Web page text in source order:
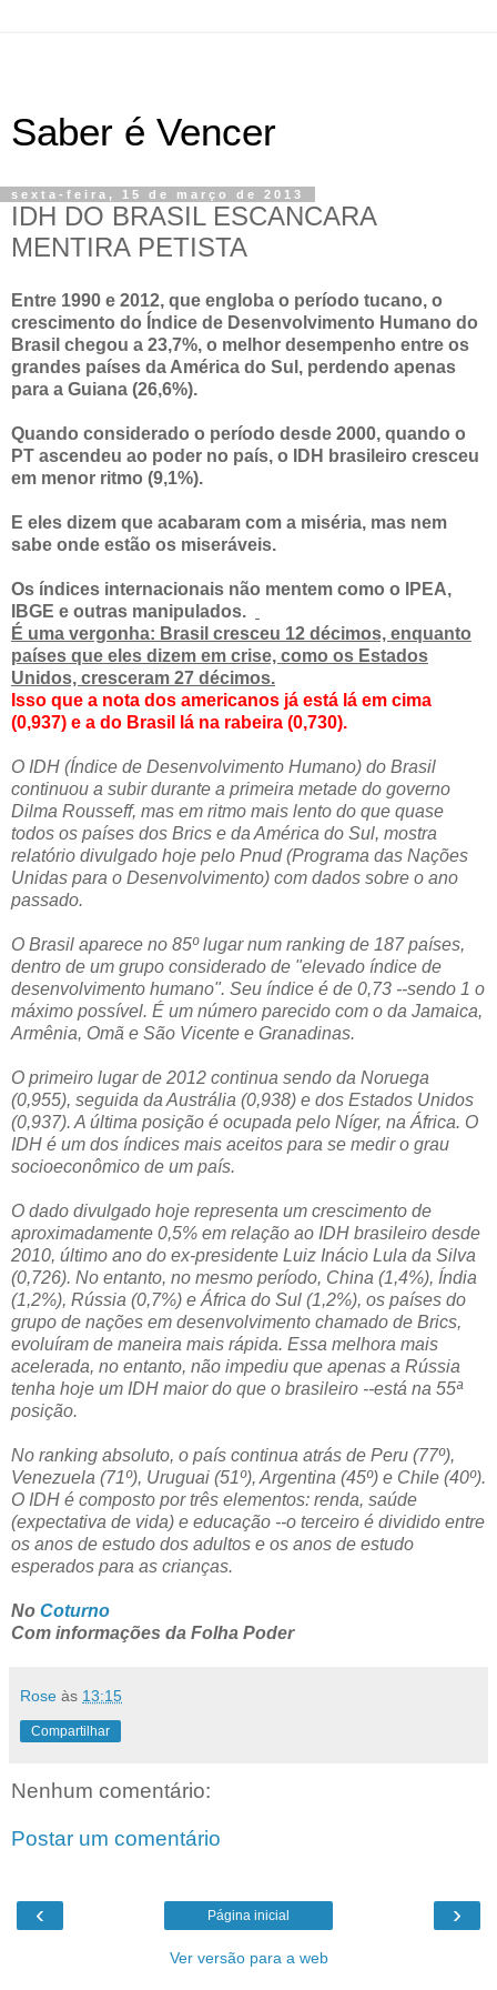
Saber é Vencer
sexta-feira, 15 de março de 2013
IDH DO BRASIL ESCANCARA
MENTIRA PETISTA
Entre 1990 e 2012, que engloba o período tucano, o
crescimento do Índice de Desenvolvimento Humano do
Brasil chegou a 23,7%, o melhor desempenho entre os
grandes países da América do Sul, perdendo apenas
para a Guiana (26,6%).
Quando considerado o período desde 2000, quando o
PT ascendeu ao poder no país, o IDH brasileiro cresceu
em menor ritmo (9,1%).
E eles dizem que acabaram com a miséria, mas nem
sabe onde estão os miseráveis.
Os índices internacionais não mentem como o IPEA,
IBGE e outras manipulados.
É uma vergonha: Brasil cresceu 12 décimos, enquanto
países que eles dizem em crise, como os Estados
Unidos, cresceram 27 décimos.
Isso que a nota dos americanos já está lá em cima
(0,937) e a do Brasil lá na rabeira (0,730).
O IDH (Índice de Desenvolvimento Humano) do Brasil
continuou a subir durante a primeira metade do governo
Dilma Rousseff, mas em ritmo mais lento do que quase
todos os países dos Brics e da América do Sul, mostra
relatório divulgado hoje pelo Pnud (Programa das Nações
Unidas para o Desenvolvimento) com dados sobre o ano
passado.
O Brasil aparece no 85º lugar num ranking de 187 países,
dentro de um grupo considerado de "elevado índice de
desenvolvimento humano". Seu índice é de 0,73 --sendo 1 o
máximo possível. É um número parecido com o da Jamaica,
Armênia, Omã e São Vicente e Granadinas.
O primeiro lugar de 2012 continua sendo da Noruega
(0,955), seguida da Austrália (0,938) e dos Estados Unidos
(0,937). A última posição é ocupada pelo Níger, na África. O
IDH é um dos índices mais aceitos para se medir o grau
socioeconômico de um país.
O dado divulgado hoje representa um crescimento de
aproximadamente 0,5% em relação ao IDH brasileiro desde
2010, último ano do ex-presidente Luiz Inácio Lula da Silva
(0,726). No entanto, no mesmo período, China (1,4%), Índia
(1,2%), Rússia (0,7%) e África do Sul (1,2%), os países do
grupo de nações em desenvolvimento chamado de Brics,
evoluíram de maneira mais rápida. Essa melhora mais
acelerada, no entanto, não impediu que apenas a Rússia
tenha hoje um IDH maior do que o brasileiro --está na 55ª
posição.
No ranking absoluto, o país continua atrás de Peru (77º),
Venezuela (71º), Uruguai (51º), Argentina (45º) e Chile (40º).
O IDH é composto por três elementos: renda, saúde
(expectativa de vida) e educação --o terceiro é dividido entre
os anos de estudo dos adultos e os anos de estudo
esperados para as crianças.
No Coturno
Com informações da Folha Poder
Rose às 13:15
Compartilhar
Nenhum comentário:
Postar um comentário
‹ ›
Página inicial
Ver versão para a web